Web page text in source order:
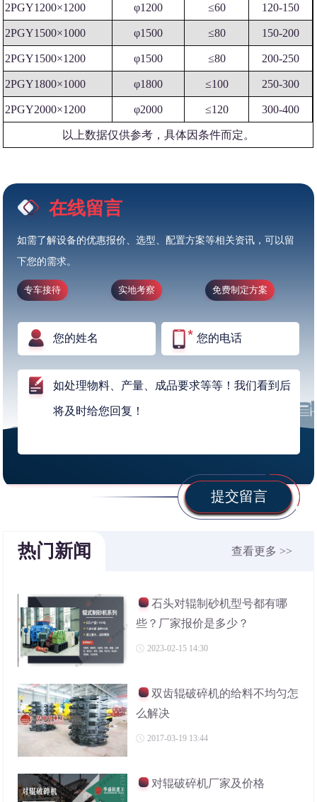
2PGY1200×1200 φ1200 ≤60 120-150
2PGY1500×1000 φ1500 ≤80 150-200
2PGY1500×1200 φ1500 ≤80 200-250
2PGY1800×1000 φ1800 ≤100 250-300
2PGY2000×1200 φ2000 ≤120 300-400
以上数据仅供参考，具体因条件而定。
在线留言
如需了解设备的优惠报价、选型、配置方案等相关资讯，可以留
下您的需求。
专车接待 实地考察 免费制定方案
提交留言
热门新闻 查看更多 >>
石头对辊制砂机型号都有哪
些？厂家报价是多少？
2023-02-15 14:30
双齿辊破碎机的给料不均匀怎
么解决
2017-03-19 13:44
对辊破碎机厂家及价格